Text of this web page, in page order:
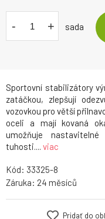
Sportovní stabilizátory
zatáčkou, zlepšují
vozovkou pro větší
oceli a mají kovaná
umožňuje
tuhosti.... viac
- + sada
Kód: 33325-8
Záruka: 24
Pridať do